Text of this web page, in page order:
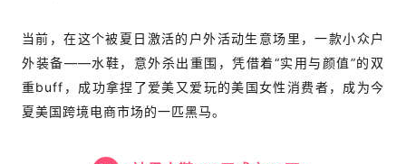
当前，在这个被夏日激活的户外活动生意场里，一款小众户
外装备——水鞋，意外杀出重围，凭借着“实用与颜值”的双
重buff，成功拿捏了爱美又爱玩的美国女性消费者，成为今
夏美国跨境电商市场的一匹黑马。